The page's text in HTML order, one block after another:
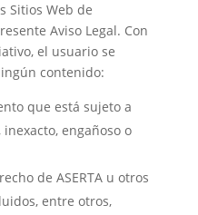
Sitios Web de
Aviso Legal. Con
el usuario se
contenido:
que está sujeto a
engañoso o
de ASERTA u otros
entre otros,